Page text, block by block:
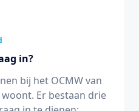
in?
bij het OCMW van
Er bestaan drie